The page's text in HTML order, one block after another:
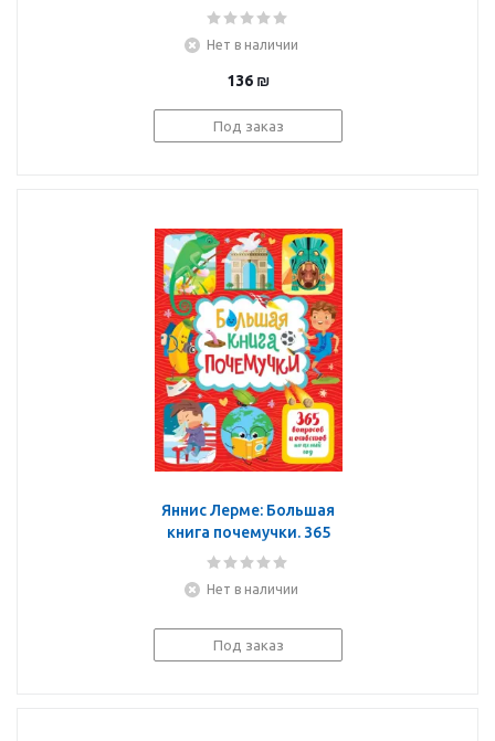
дошкольника. 4-5 лет
Нет в наличии
136 ₪
Под заказ
Яннис Лерме: Большая
книга почемучки. 365
вопросов и ответов на
Нет в наличии
Под заказ